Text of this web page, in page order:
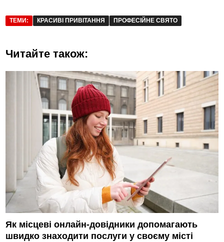
ТЕМИ: КРАСИВІ ПРИВІТАННЯ ПРОФЕСІЙНЕ СВЯТО
Читайте також:
Як місцеві онлайн-довідники допомагають
швидко знаходити послуги у своєму місті